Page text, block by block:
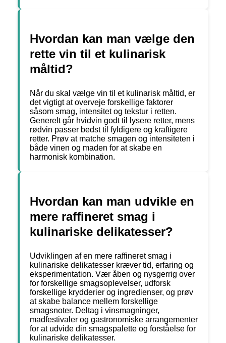
Hvordan kan man vælge den
rette vin til et kulinarisk
måltid?
Når du skal vælge vin til et kulinarisk måltid, er
det vigtigt at overveje forskellige faktorer
såsom smag, intensitet og tekstur i retten.
Generelt går hvidvin godt til lysere retter, mens
rødvin passer bedst til fyldigere og kraftigere
retter. Prøv at matche smagen og intensiteten i
både vinen og maden for at skabe en
harmonisk kombination.
Hvordan kan man udvikle en
mere raffineret smag i
kulinariske delikatesser?
Udviklingen af en mere raffineret smag i
kulinariske delikatesser kræver tid, erfaring og
eksperimentation. Vær åben og nysgerrig over
for forskellige smagsoplevelser, udforsk
forskellige krydderier og ingredienser, og prøv
at skabe balance mellem forskellige
smagsnoter. Deltag i vinsmagninger,
madfestivaler og gastronomiske arrangementer
for at udvide din smagspalette og forståelse for
kulinariske delikatesser.